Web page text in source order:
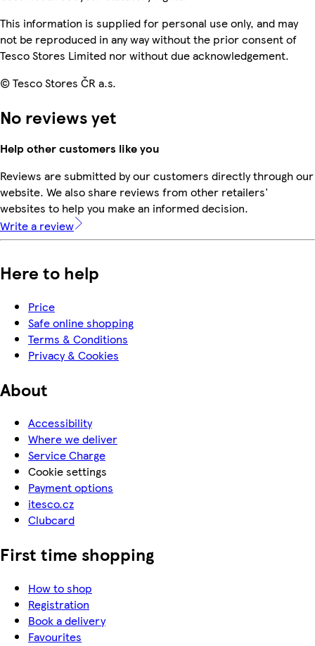
This information is supplied for personal use only, and may
not be reproduced in any way without the prior consent of
Tesco Stores Limited nor without due acknowledgement.
© Tesco Stores ČR a.s.
No reviews yet
Help other customers like you
Reviews are submitted by our customers directly through our
website. We also share reviews from other retailers'
websites to help you make an informed decision.
Write a review
Here to help
Price
Safe online shopping
Terms & Conditions
Privacy & Cookies
About
Accessibility
Where we deliver
Service Charge
Cookie settings
Payment options
itesco.cz
Clubcard
First time shopping
How to shop
Registration
Book a delivery
Favourites